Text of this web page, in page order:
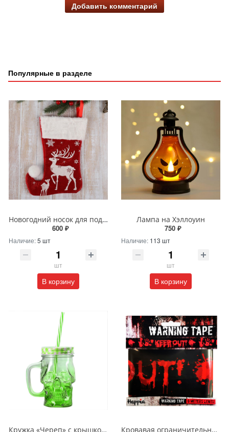
Добавить комментарий
Популярные в разделе
Новогодний носок для подарков с оленем
600 ₽
Наличие:5 шт
шт
В корзину
Лампа на Хэллоуин
750 ₽
Наличие: 113 шт
шт
В корзину
Кружка «Череп» с крышкой и трубочкой Кровавая ограничительная лента «Keep out»